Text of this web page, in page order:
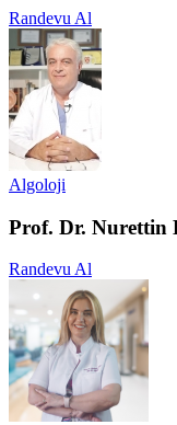
Randevu Al
Algoloji
Prof. Dr. Nurettin
Randevu Al